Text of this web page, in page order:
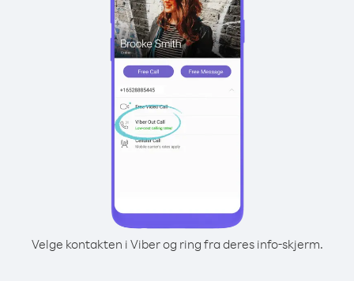
Velge kontakten i Viber og ring fra deres info-skjerm.